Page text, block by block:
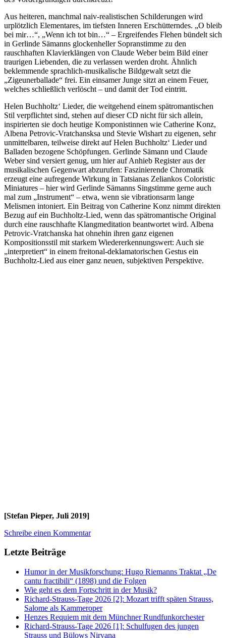
Aus heiteren, manchmal naiv-realistischen Schilderungen wird
urplötzlich Elementares, im tiefsten Inneren Erschütterndes. „O bleib
bei mir…“, „Wenn ich tot bin…“ – Ergreifendes Flehen bündelt sich
in Gerlinde Sämanns glockenheller Sopranstimme zu den
rauschhaften Klavierklängen von Claude Weber beim Bild einer
traurigen Liebenden, die zu verlassen werden droht. Ähnlich
beklemmende sprachlich-musikalische Bildgewalt setzt die
„Zigeunerballade“ frei. Ein einsamer Junge sitzt an einem Feuer,
welches schließlich verlöscht – und damit der Tod eintritt.
Helen Buchholtz‘ Lieder, die weitgehend einem spätromantischen
Stil verpflichtet sind, stehen auf dieser CD nicht für sich allein,
inspirierten sie doch heutige Komponistinnen wie Catherine Konz,
Albena Petrovic-Vratchansksa und Stevie Wishart zu eigenen, sehr
unmittelbaren, teilweise direkt auf Helen Buchholtz‘ Lieder und
Balladen bezogene Schöpfungen. Gerlinde Sämann und Claude
Weber sind versiert genug, um hier auf Anhieb Register aus der
musikalischen Gegenwart abzurufen: Faszinierende Chromatik
erzeugt eine aufregende Wirkung in Tatsianas Zeliankos Coloristic
Miniatures – hier wird Gerlinde Sämanns Singstimme gerne auch
mal zum „Instrument“ – etwa, wenn sie vibrationsarm lange
Melismen intoniert. Ein Beitrag von Catherine Konz nimmt direkten
Bezug auf ein Buchholtz-Lied, wenn das spätromantische Original
durch eine rauschhafte Klangmeditation beantwortet wird. Albena
Petrovic-Vratchanska hat ohnehin ihren ganz eigenen
Kompositionsstil mit starkem Wiedererkennungswert: Auch sie
„interpretiert“ in einem freitonal-deklamatorischen Gestus ein
Buchholtz-Lied aus einer ganz neuen, subjektiven Perspektive.
[Stefan Pieper, Juli 2019]
Schreibe einen Kommentar
Letzte Beiträge
Humor in der Musikforschung: Hugo Riemanns Traktat „De
cantu fractibili“ (1898) und die Folgen
Wie geht es dem Fortschritt in der Musik?
Richard-Strauss-Tage 2026 [2]: Mozart trifft späten Strauss,
Salome als Kammeroper
Henzes Requiem mit dem Münchner Rundfunkorchester
Richard-Strauss-Tage 2026 [1]: Schulfugen des jungen
Strauss und Bülows Nirvana